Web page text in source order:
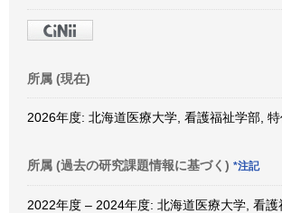
所属 (現在)
2026年度: 北海道医療大学, 看護福祉学部,
所属 (過去の研究課題情報に基づく) *注記
2022年度 – 2024年度: 北海道医療大学, 看護